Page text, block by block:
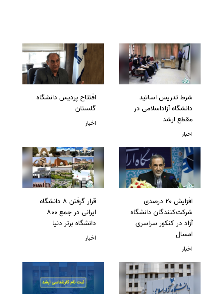
شرط تدریس اساتید
دانشگاه آزاداسلامی در
مقطع ارشد
اخبار
افتتاح پردیس دانشگاه
گلستان
اخبار
افزایش ۲۰ درصدی
شرکت‌کنندگان دانشگاه
آزاد در کنکور سراسری
امسال
اخبار
قرار گرفتن 8 دانشگاه
ایرانی در جمع 800
دانشگاه برتر دنیا
اخبار